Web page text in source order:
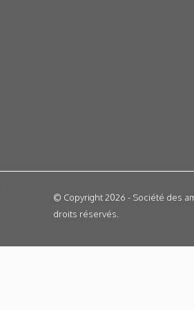
© Copyright 2026 - Société des
droits réservés.